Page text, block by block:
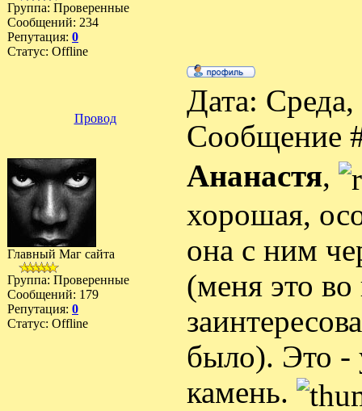
Группа: Проверенные
Сообщений: 234
Репутация: 0
Статус: Offline
Провод
Дата:
Сообщение
Главный Маг сайта
Группа: Проверенные
Сообщений: 179
Репутация: 0
Статус: Offline
Ананастя,
хорошая,
она с ним
(меня это
было). Это -
камень.